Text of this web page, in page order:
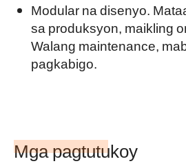
Modular na disenyo.
sa produksyon, maikling
Walang maintenance,
pagkabigo.
Mga pagtutukoy